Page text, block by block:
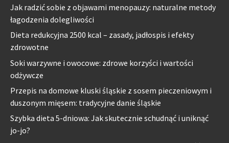
Jak radzić sobie z objawami menopauzy: naturalne metody
łagodzenia dolegliwości
Dieta redukcyjna 2500 kcal – zasady, jadłospis i efekty
zdrowotne
Soki warzywne i owocowe: zdrowe korzyści i wartości
odżywcze
Przepis na domowe kluski śląskie z sosem pieczeniowym i
duszonym mięsem: tradycyjne danie śląskie
Szybka dieta 5-dniowa: Jak skutecznie schudnąć i uniknąć
jo-jo?